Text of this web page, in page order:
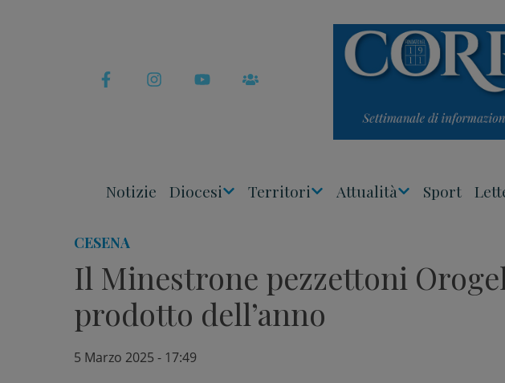
Notizie Diocesi Territori Attualità Sport
CESENA
Il Minestrone pezzettoni
prodotto dell’anno
5 Marzo 2025 - 17:49